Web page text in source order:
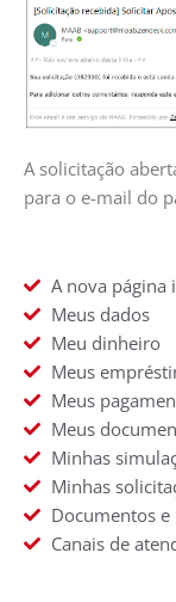
A solicitação
para o e-mail do
A nova página
Meus dados
Meu dinheiro
Meus
Meus
Meus
Minhas
Minhas
Documentos
Canais de